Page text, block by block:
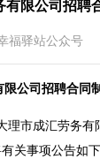
有限公司招聘
福驿站公众号
限公司招聘合同
理市成汇劳务有
关事项公告如下